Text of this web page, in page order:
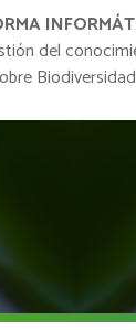
del
Biodiversidad